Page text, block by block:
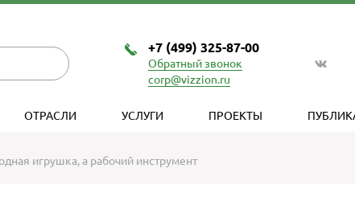
+7 (499) 325-87-00
Обратный звонок
corp@vizzion.ru
ОТРАСЛИ УСЛУГИ ПРОЕКТЫ
игрушка, а рабочий инструмент